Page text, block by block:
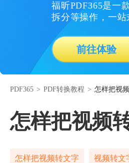
福昕PDF365是一
拆分等操作，一
前往体验
PDF365 > PDF转换教程 > 怎样把视
怎样把视频
怎样把视频转文字 视频转文